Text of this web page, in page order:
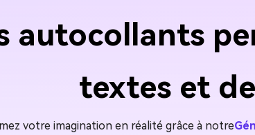
autocollants
textes et
votre imagination en réalité grâce à notre